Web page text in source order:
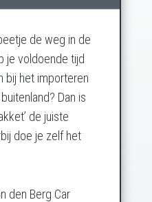
de weg in de
je voldoende tijd
bij het importeren
Dan is
de juiste
doe je zelf het
den Berg Car